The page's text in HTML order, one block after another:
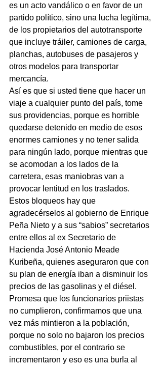
es un acto vandálico o en favor de un
partido político, sino una lucha legítima,
de los propietarios del autotransporte
que incluye tráiler, camiones de carga,
planchas, autobuses de pasajeros y
otros modelos para transportar
mercancía.
Así es que si usted tiene que hacer un
viaje a cualquier punto del país, tome
sus providencias, porque es horrible
quedarse detenido en medio de esos
enormes camiones y no tener salida
para ningún lado, porque mientras que
se acomodan a los lados de la
carretera, esas maniobras van a
provocar lentitud en los traslados.
Estos bloqueos hay que
agradecérselos al gobierno de Enrique
Peña Nieto y a sus “sabios” secretarios
entre ellos al ex Secretario de
Hacienda José Antonio Meade
Kuribeña, quienes aseguraron que con
su plan de energía iban a disminuir los
precios de las gasolinas y el diésel.
Promesa que los funcionarios priistas
no cumplieron, confirmamos que una
vez más mintieron a la población,
porque no solo no bajaron los precios
combustibles, por el contrario se
incrementaron y eso es una burla al